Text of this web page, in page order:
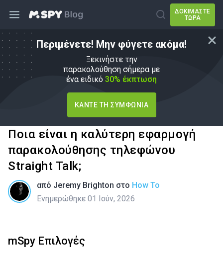
ΔΟΚΙΜΆΣΤΕ
ΤΏΡΑ
Περιμένετε! Μην φύγετε ακόμα!
Ξεκινήστε την
παρακολούθηση σήμερα με
ένα ειδικό 30% έκπτωση
ΚΆΝΤΕ ΤΗ ΣΥΜΦΩΝΊΑ
Ποια είναι η καλύτερη εφαρμογή
παρακολούθησης τηλεφώνου
Straight Talk;
από Jeremy Brighton στο How To
Ενημερώθηκε 01 Ιούν, 2026
mSpy Επιλογές